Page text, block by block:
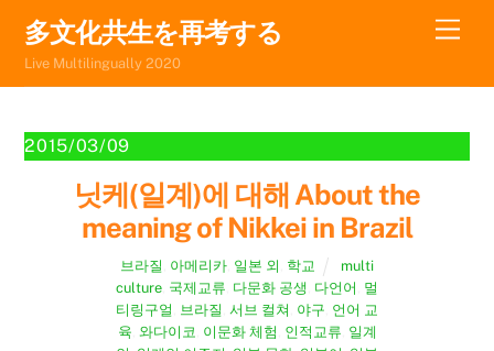
content
多文化共生を再考する
Live Multilingually 2020
2015/03/09
닛케(일계)에 대해 About the
meaning of Nikkei in Brazil
브라질 아메리카 일본 외 학교
multi
culture 국제교류 다문화 공생 다언어 멀
티링구얼
브라질 서브 컬쳐 야구 언어 교
육 와다이코 이문화 체험 인적교류 일계